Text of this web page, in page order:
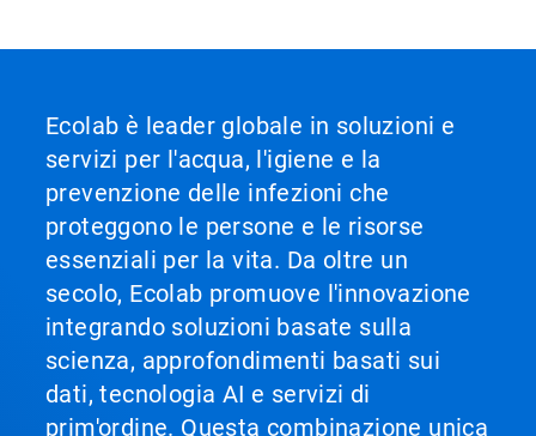
Ecolab è leader globale in soluzioni e
servizi per l'acqua, l'igiene e la
prevenzione delle infezioni che
proteggono le persone e le risorse
essenziali per la vita. Da oltre un
secolo, Ecolab promuove l'innovazione
integrando soluzioni basate sulla
scienza, approfondimenti basati sui
dati, tecnologia AI e servizi di
prim'ordine. Questa combinazione unica